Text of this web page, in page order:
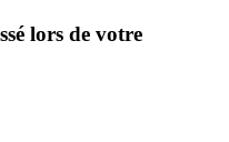
lors de votre